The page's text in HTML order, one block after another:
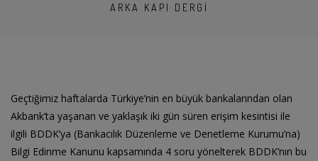
ARKA KAPI DERGI
Geçtiğimiz haftalarda Türkiye’nin en büyük bankalarından olan
Akbank’ta yaşanan ve yaklaşık iki gün süren erişim kesintisi ile
ilgili BDDK’ya (Bankacılık Düzenleme ve Denetleme Kurumu’na)
Bilgi Edinme Kanunu kapsamında 4 soru yönelterek BDDK’nın bu